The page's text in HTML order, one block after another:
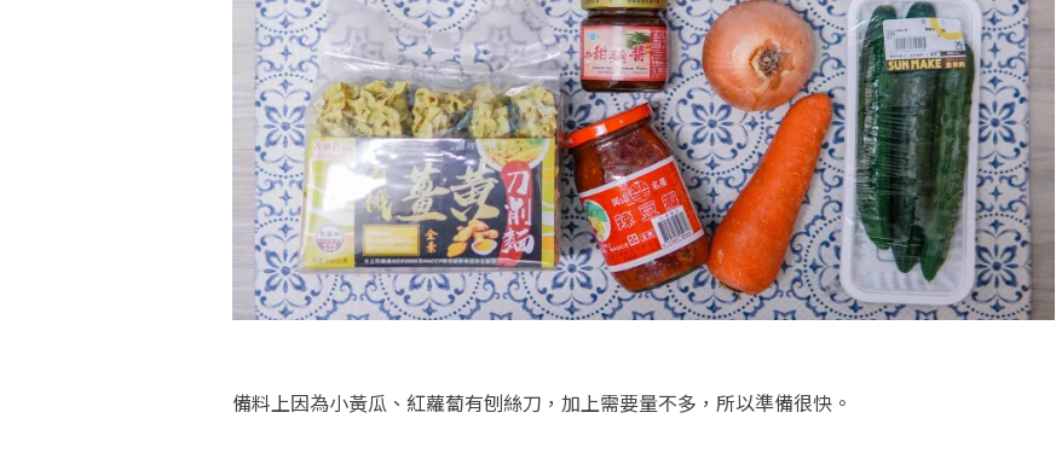
備料上因為小黃瓜、紅蘿蔔有刨絲刀，加上需要量不多，所以準備很快。